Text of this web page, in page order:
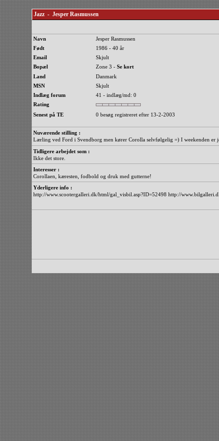
Jazz - Jesper Rasmussen
Navn
Jesper Rasmussen
Født
1986 - 40 år
Email
Skjult
Bopæl
Zone 3 - Se kort
Land
Danmark
MSN
Skjult
Indlæg forum
41 - indlæg/md: 0
Rating
Senest på TE
0 besøg registreret efter 13-2-2003
Nuværende stilling :
Lærling ved Ford i Svendborg men kører Corolla selvfølgelig =) I weekenden er
Tidligere arbejdet som :
Ikke det store.
Interesser :
Corollaen, kæresten, fodbold og druk med gutterne!
Yderligere info :
http://www.scootergalleri.dk/html/gal_visbil.asp?ID=52498 http://